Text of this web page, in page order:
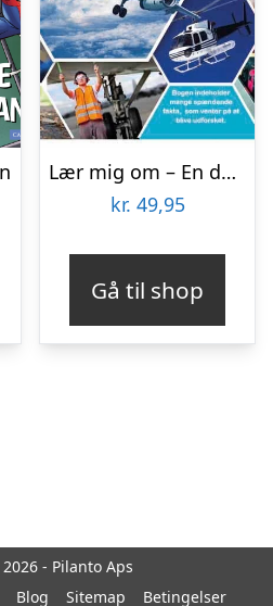
Lær mig om – En dag i lufthavnen PB
kr. 49,95
Gå til shop
- Pilanto Aps
Blog Sitemap Betingelser